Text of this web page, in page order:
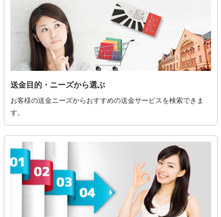
送金目的・ニーズから選ぶ
お客様の送金ニーズからおすすめの送金サービスを検索できま
す。